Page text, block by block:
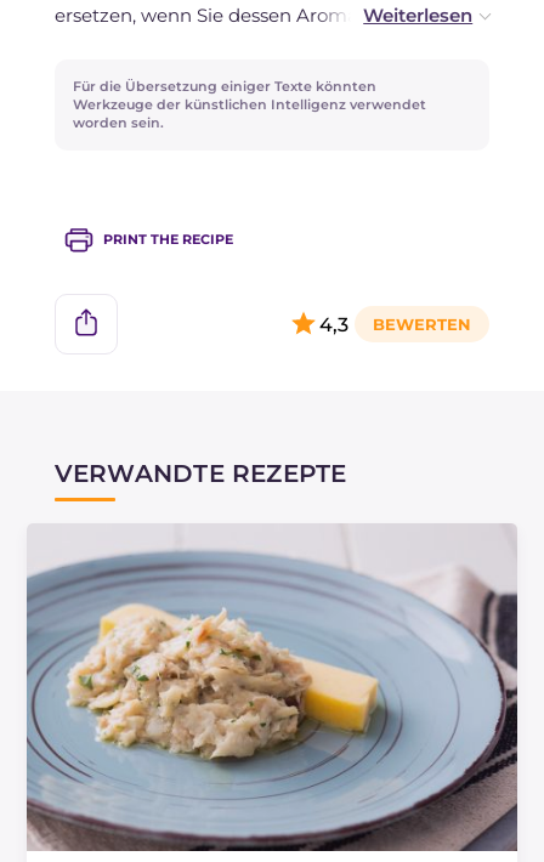
ersetzen, wenn Sie dessen Aroma mögen.
begleiten Sie es einfach mit einem guten
portugiesischen hellen Bier!
Für die Übersetzung einiger Texte könnten
Werkzeuge der künstlichen Intelligenz verwendet
worden sein.
PRINT THE RECIPE
4,3
VERWANDTE REZEPTE